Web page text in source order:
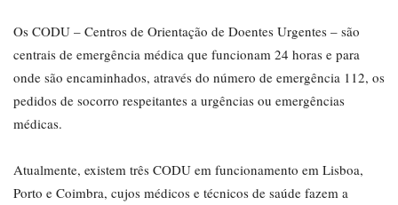
Os CODU – Centros de Orientação de Doentes Urgentes – são
centrais de emergência médica que funcionam 24 horas e para
onde são encaminhados, através do número de emergência 112, os
pedidos de socorro respeitantes a urgências ou emergências
médicas.
Atualmente, existem três CODU em funcionamento em Lisboa,
Porto e Coimbra, cujos médicos e técnicos de saúde fazem a